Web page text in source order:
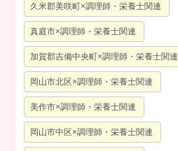
久米郡美咲町×調理師・栄養士関連
真庭市×調理師・栄養士関連
加賀郡吉備中央町×調理師・栄養士関連
岡山市北区×調理師・栄養士関連
美作市×調理師・栄養士関連
岡山市中区×調理師・栄養士関連